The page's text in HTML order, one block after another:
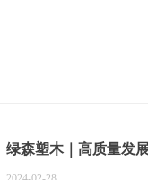
绿森塑木｜高质量发